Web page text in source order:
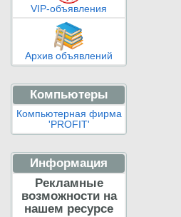
VIP-объявления
Архив объявлений
Компьютеры
Компьютерная фирма
'PROFIT'
Информация
Рекламные
возможности на
нашем ресурсе